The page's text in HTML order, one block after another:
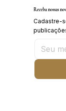
Receba nossas
Cadastre-